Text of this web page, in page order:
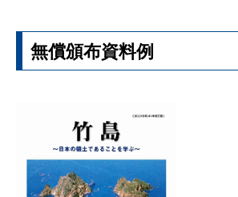
無償頒布資料例